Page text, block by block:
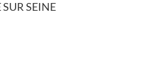
SEINE